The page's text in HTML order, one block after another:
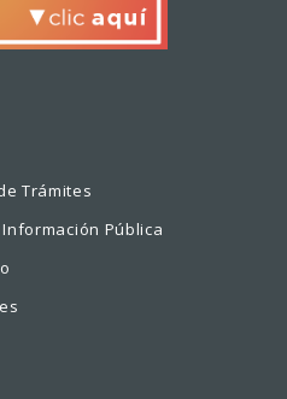
Trámites
Pública